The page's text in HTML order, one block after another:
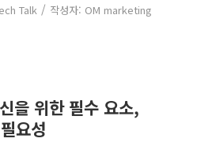
Talk / 작성자: OM marketing
을 위한 필수 요소,
요성